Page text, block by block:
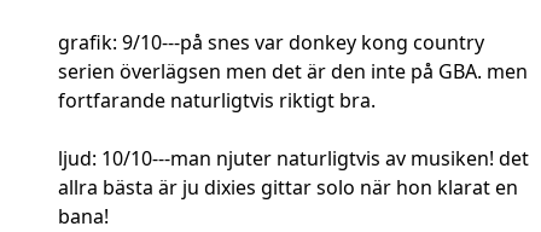
grafik: 9/10---på snes var donkey kong country
serien överlägsen men det är den inte på GBA. men
fortfarande naturligtvis riktigt bra.
ljud: 10/10---man njuter naturligtvis av musiken! det
allra bästa är ju dixies gittar solo när hon klarat en
bana!